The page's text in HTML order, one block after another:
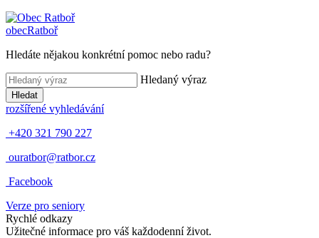
obecRatboř
Hledáte nějakou konkrétní pomoc nebo radu?
Hledaný výraz
Hledat
rozšířené vyhledávání
+420 321 790 227
ouratbor@ratbor.cz
Facebook
Verze pro seniory
Rychlé odkazy
Užitečné informace pro váš každodenní život.